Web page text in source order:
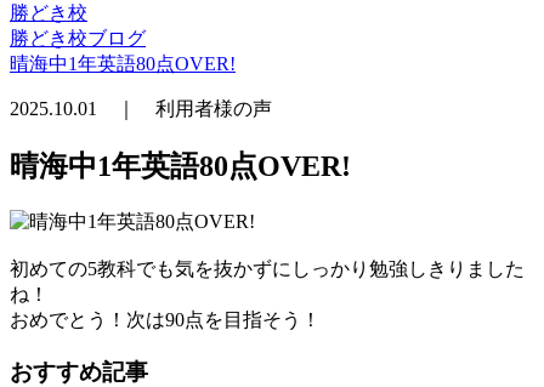
勝どき校
勝どき校ブログ
晴海中1年英語80点OVER!
2025.10.01 ｜ 利用者様の声
晴海中1年英語80点OVER!
初めての5教科でも気を抜かずにしっかり勉強しきりました
ね！
おめでとう！次は90点を目指そう！
おすすめ記事